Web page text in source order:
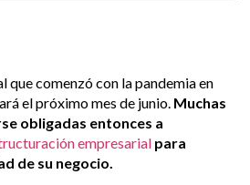
que comenzó con la pandemia en
el próximo mes de junio. Muchas
obligadas entonces a
empresarial para
de su negocio.